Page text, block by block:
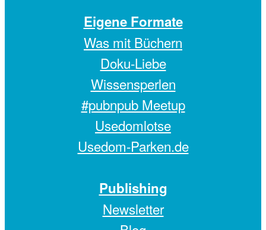
Eigene Formate
Was mit Büchern
Doku-Liebe
Wissensperlen
#pubnpub Meetup
Usedomlotse
Usedom-Parken.de
Publishing
Newsletter